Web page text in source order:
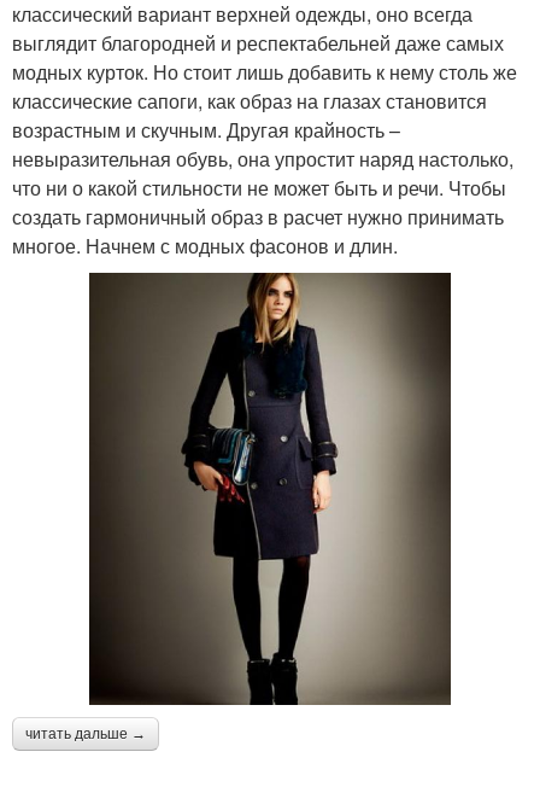
классический вариант верхней одежды, оно всегда
выглядит благородней и респектабельней даже самых
модных курток. Но стоит лишь добавить к нему столь же
классические сапоги, как образ на глазах становится
возрастным и скучным. Другая крайность –
невыразительная обувь, она упростит наряд настолько,
что ни о какой стильности не может быть и речи. Чтобы
создать гармоничный образ в расчет нужно принимать
многое. Начнем с модных фасонов и длин.
читать дальше →